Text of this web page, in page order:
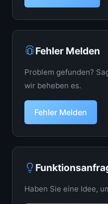
Fehler Melden
Problem gefunden?
wir beheben es.
Fehler Melden
Haben Sie eine Idee,